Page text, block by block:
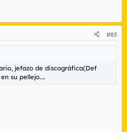
#83
jefazo de discográfica(Def
su pellejo....